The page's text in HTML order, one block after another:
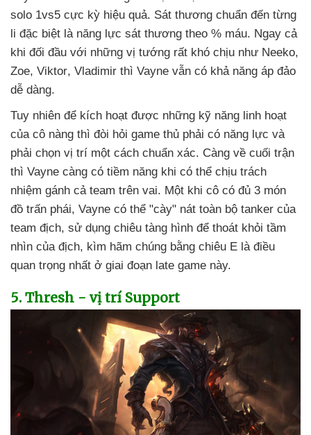
solo 1vs5 cực kỳ hiệu quả. Sát thương chuẩn đến từng
li đặc biệt là năng lực sát thương theo % máu. Ngay cả
khi đối đầu với những vị tướng rất khó chịu như Neeko,
Zoe, Viktor, Vladimir thì Vayne vẫn có khả năng áp đảo
dễ dàng.
Tuy nhiên để kích hoạt được những kỹ năng linh hoạt
của cô nàng thì đòi hỏi game thủ phải có năng lực và
phải chọn vị trí một cách chuẩn xác. Càng về cuối trận
thì Vayne càng có tiềm năng khi có thể chịu trách
nhiệm gánh cả team trên vai. Một khi cô có đủ 3 món
đồ trấn phái, Vayne có thể "cày" nát toàn bộ tanker của
team địch, sử dụng chiêu tàng hình để thoát khỏi tầm
nhìn của địch, kìm hãm chúng bằng chiêu E là điều
quan trọng nhất ở giai đoạn late game này.
5. Thresh - vị trí Support